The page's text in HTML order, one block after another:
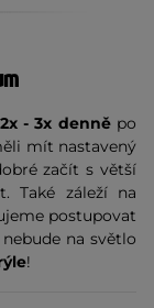
2x - 3x denněpo
mít nastavený
začít s větší
Také záleží na
postupovat
na světlo
!